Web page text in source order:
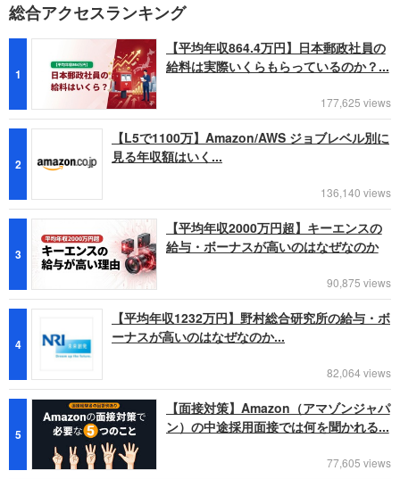
総合アクセスランキング
1
【平均年収864.4万円】日本郵政社員の
給料は実際いくらもらっているのか？...
177,625 views
2
【L5で1100万】Amazon/AWS ジョブレベル別に
見る年収額はいく...
136,140 views
3
【平均年収2000万円超】キーエンスの
給与・ボーナスが高いのはなぜなのか
90,875 views
4
【平均年収1232万円】野村総合研究所の給与・ボ
ーナスが高いのはなぜなのか...
82,064 views
5
【面接対策】Amazon（アマゾンジャパ
ン）の中途採用面接では何を聞かれる...
77,605 views